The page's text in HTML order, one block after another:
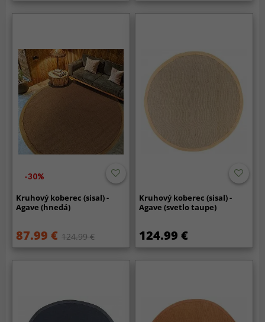
-30%
Kruhový koberec (sisal) -
Agave (hnedá)
87.99 € 124.99 €
Kruhový koberec (sisal) -
Agave (svetlo taupe)
124.99 €